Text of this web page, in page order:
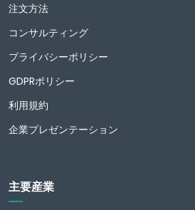
注文方法
コンサルティング
プライバシーポリシー
GDPRポリシー
利用規約
企業プレゼンテーション
主要産業